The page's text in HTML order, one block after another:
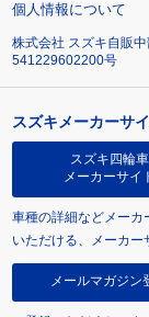
個人情報について
株式会社 スズキ自販
541229602200号
スズキメーカーサ
スズキ四輪車
メーカーサイ
車種の詳細などメーカ
いただける、メーカー
メールマガジン